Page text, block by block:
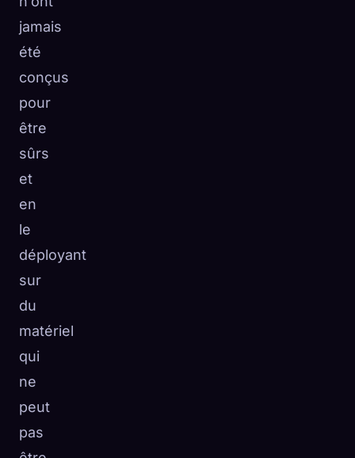
jamais
été
conçus
pour
être
sûrs
et
en
le
déployant
sur
du
matériel
qui
ne
peut
pas